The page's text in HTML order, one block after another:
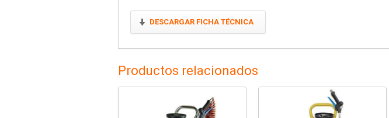
DESCARGAR FICHA TÉCNICA
Productos relacionados